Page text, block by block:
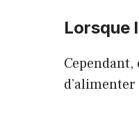
Lorsque